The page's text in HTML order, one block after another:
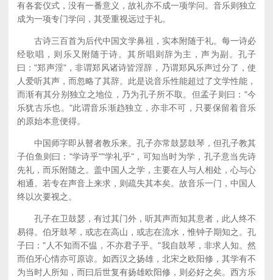
有各套仪式，没有一番意义，故礼亦不成一项学问。音乐则独立
成为一项专门学问，其受重视远过于礼。
古诗三百首为后代中国文学鼻祖，实本附随于礼。每一诗必
经歌唱，则乐又附随于诗。其所唱则辞为主，声为副。孔子
曰："郑声淫"，非谓郑风诸诗皆淫辞，乃谓郑风乐声过分了，使
人爱听其声，而忽略了其辞。此是说音乐性能超过了文学性能，
而渐有其分别独立之地位，乃为孔子所不取。但孟子则曰："今
乐犹古乐也。"此谓音乐渐趋独立，亦非不可，只要保留着音乐
的原始本意便得。
中国师字即从瞽者教乐来。孔子亦常鼓瑟鼓琴，但孔子教其
子伯鱼则曰："学诗乎""学礼乎"，可知当时为学，孔子意当先诗
先礼，而乐附随之。盖中国人之学，主要在人与人相处，心与心
相通。若专在声音上来求，则疏失其本矣。故音乐一门，中国人
终以次要视之。
孔子在卫鼓瑟，有过其门外，听其声而知其意者，此人终不
易得。伯牙鼓琴，或志在高山，或志在流水，惟钟子期知之。孔
子曰："人不知而不愠，不亦君子乎。"我自鼓琴，非求人知。然
而伯牙心情亦可原谅。如西汉之扬雄，北宋之欧阳修，其学有不
为当时人所知，而曰后世复有扬雄欧阳修，则必好之矣。西方乐